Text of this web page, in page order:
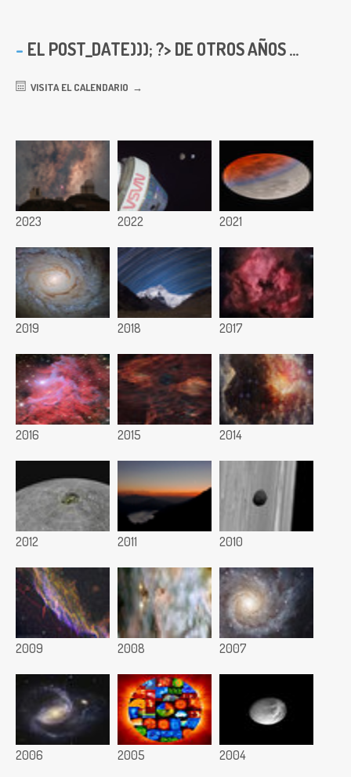
EL POST_DATE))); ?> DE OTROS AÑOS ...
VISITA EL CALENDARIO
2023 2022 2021
2019 2018 2017
2016 2015 2014
2012 2011 2010
2009 2008 2007
2006 2005 2004